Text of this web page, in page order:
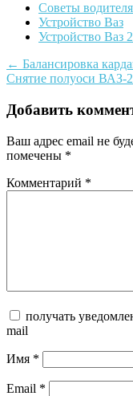
Советы
Устройство Ваз
Устройство Ваз
Post
navigation
← Балансировка
Снятие полуоси ВАЗ-
Добавить
Ваш адрес email не
помечены *
Комментарий *
получать
mail
Имя *
Email *